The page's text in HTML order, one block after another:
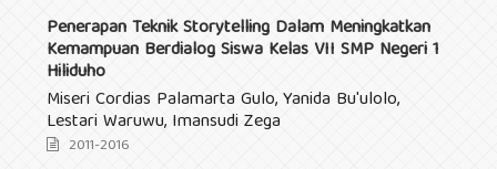
Penerapan Teknik Storytelling Dalam Meningkatkan
Kemampuan Berdialog Siswa Kelas VII SMP Negeri 1
Hiliduho
Miseri Cordias Palamarta Gulo, Yanida Bu'ulolo,
Lestari Waruwu, Imansudi Zega
2011-2016